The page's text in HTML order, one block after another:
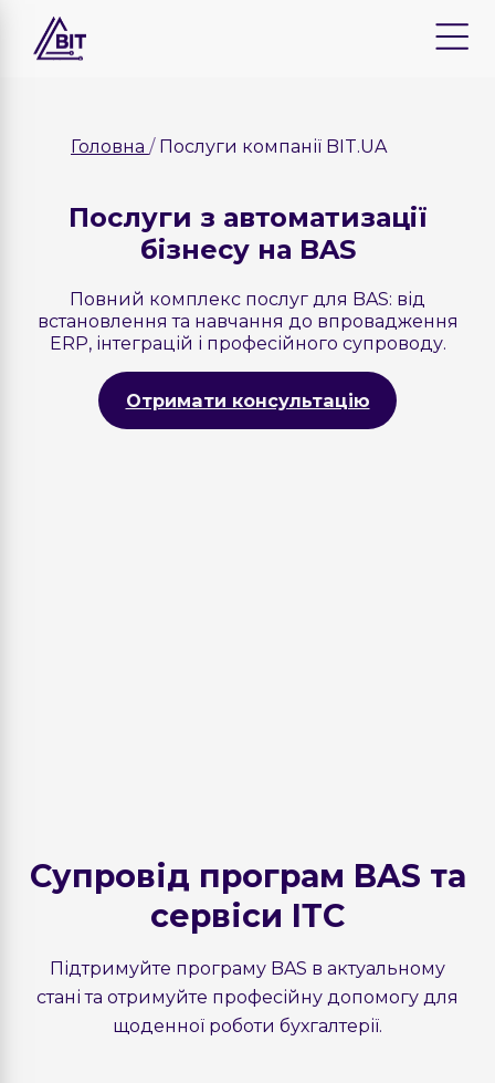
Головна Послуги компанії BIT.UA
Послуги з автоматизації
бізнесу на BAS
Повний комплекс послуг для BAS: від
встановлення та навчання до впровадження
ERP, інтеграцій і професійного супроводу.
Отримати консультацію
Супровід програм BAS та
сервіси ІТС
Підтримуйте програму BAS в актуальному
стані та отримуйте професійну допомогу для
щоденної роботи бухгалтерії.